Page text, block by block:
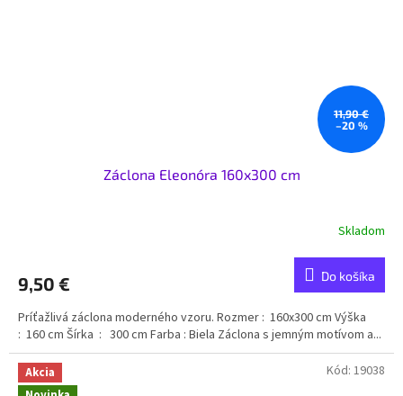
11,90 €
–20 %
Záclona Eleonóra 160x300 cm
Skladom
9,50 € Do košíka
Príťažlivá záclona moderného vzoru. Rozmer : 160x300 cm Výška
: 160 cm Šírka : 300 cm Farba : Biela Záclona s jemným motívom a...
Akcia
Kód: 19038